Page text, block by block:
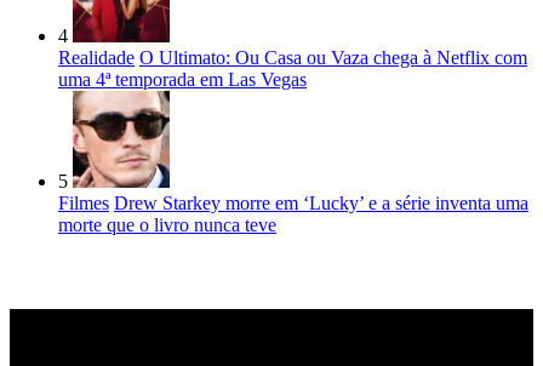
4
Realidade O Ultimato: Ou Casa ou Vaza chega à Netflix com
uma 4ª temporada em Las Vegas
5
Filmes Drew Starkey morre em ‘Lucky’ e a série inventa uma
morte que o livro nunca teve